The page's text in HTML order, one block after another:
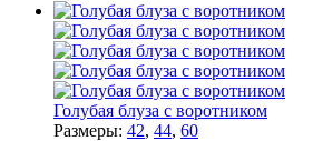
Голубая блуза с воротником
Размеры: 42, 44, 60